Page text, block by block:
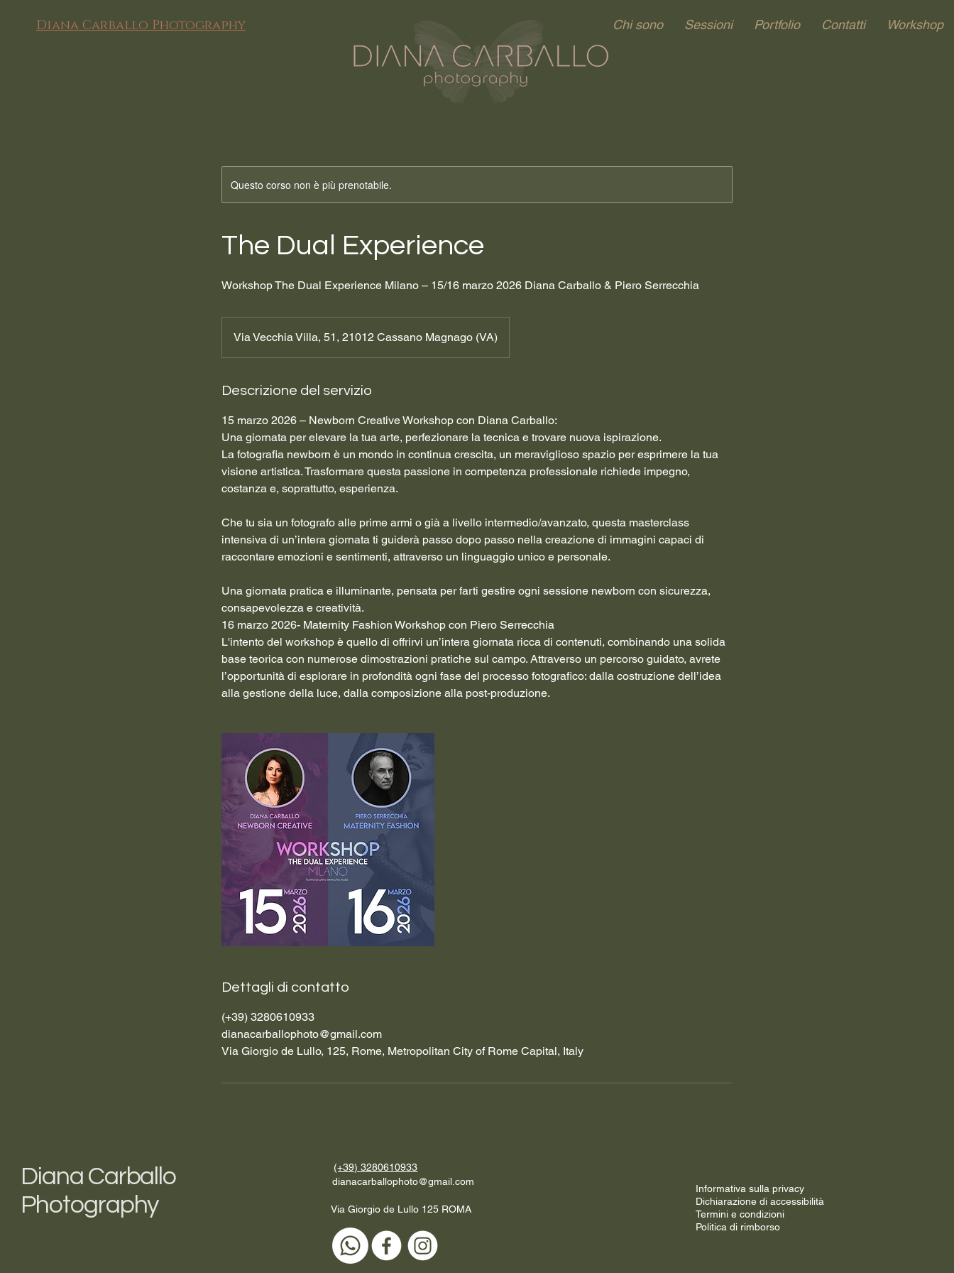
Diana Carballo Photography Chi sono Sessioni Portfolio Contatti Workshop
Questo corso non è più prenotabile.
The Dual Experience
Workshop The Dual Experience Milano – 15/16 marzo 2026 Diana Carballo & Piero Serrecchia
Via Vecchia Villa, 51, 21012 Cassano Magnago (VA)
Descrizione del servizio
15 marzo 2026 – Newborn Creative Workshop con Diana Carballo:
Una giornata per elevare la tua arte, perfezionare la tecnica e trovare nuova ispirazione.
La fotografia newborn è un mondo in continua crescita, un meraviglioso spazio per esprimere la tua
visione artistica. Trasformare questa passione in competenza professionale richiede impegno,
costanza e, soprattutto, esperienza.
Che tu sia un fotografo alle prime armi o già a livello intermedio/avanzato, questa masterclass
intensiva di un’intera giornata ti guiderà passo dopo passo nella creazione di immagini capaci di
raccontare emozioni e sentimenti, attraverso un linguaggio unico e personale.
Una giornata pratica e illuminante, pensata per farti gestire ogni sessione newborn con sicurezza,
consapevolezza e creatività.
16 marzo 2026- Maternity Fashion Workshop con Piero Serrecchia
L'intento del workshop è quello di offrirvi un’intera giornata ricca di contenuti, combinando una solida
base teorica con numerose dimostrazioni pratiche sul campo. Attraverso un percorso guidato, avrete
l’opportunità di esplorare in profondità ogni fase del processo fotografico: dalla costruzione dell’idea
Dettagli di contatto
(+39) 3280610933
dianacarballophoto@gmail.com
Via Giorgio de Lullo, 125, Rome, Metropolitan City of Rome Capital, Italy
Diana Carballo
Photography
(+39) 3280610933
dianacarballophoto@gmail.com
Via Giorgio de Lullo 125 ROMA
Informativa sulla privacy
Dichiarazione di accessibilità
Termini e condizioni
Politica di rimborso